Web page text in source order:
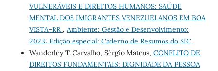
VULNERÁVEIS E DIREITOS HUMANOS: SAÚDE
MENTAL DOS IMIGRANTES VENEZUELANOS EM BOA
VISTA-RR , Ambiente: Gestão e Desenvolvimento:
2023: Edição especial: Caderno de Resumos do SIC
Wanderley T. Carvalho, Sérgio Mateus, CONFLITO DE
DIREITOS FUNDAMENTAIS: DIGNIDADE DA PESSOA